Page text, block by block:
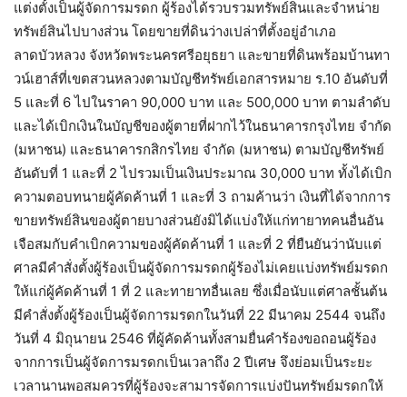
แต่งตั้งเป็นผู้จัดการมรดก ผู้ร้องได้รวบรวมทรัพย์สินและจำหน่าย
ทรัพย์สินไปบางส่วน โดยขายที่ดินว่างเปล่าที่ตั้งอยู่อำเภอ
ลาดบัวหลวง จังหวัดพระนครศรีอยุธยา และขายที่ดินพร้อมบ้านทา
วน์เฮาส์ที่เขตสวนหลวงตามบัญชีทรัพย์เอกสารหมาย ร.10 อันดับที่
5 และที่ 6 ไปในราคา 90,000 บาท และ 500,000 บาท ตามลำดับ
และได้เบิกเงินในบัญชีของผู้ตายที่ฝากไว้ในธนาคารกรุงไทย จำกัด
(มหาชน) และธนาคารกสิกรไทย จำกัด (มหาชน) ตามบัญชีทรัพย์
อันดับที่ 1 และที่ 2 ไปรวมเป็นเงินประมาณ 30,000 บาท ทั้งได้เบิก
ความตอบทนายผู้คัดค้านที่ 1 และที่ 3 ถามค้านว่า เงินที่ได้จากการ
ขายทรัพย์สินของผู้ตายบางส่วนยังมิได้แบ่งให้แก่ทายาทคนอื่นอัน
เจือสมกับคำเบิกความของผู้คัดค้านที่ 1 และที่ 2 ที่ยืนยันว่านับแต่
ศาลมีคำสั่งตั้งผู้ร้องเป็นผู้จัดการมรดกผู้ร้องไม่เคยแบ่งทรัพย์มรดก
ให้แก่ผู้คัดค้านที่ 1 ที่ 2 และทายาทอื่นเลย ซึ่งเมื่อนับแต่ศาลชั้นต้น
มีคำสั่งตั้งผู้ร้องเป็นผู้จัดการมรดกในวันที่ 22 มีนาคม 2544 จนถึง
วันที่ 4 มิถุนายน 2546 ที่ผู้คัดค้านทั้งสามยื่นคำร้องขอถอนผู้ร้อง
จากการเป็นผู้จัดการมรดกเป็นเวลาถึง 2 ปีเศษ จึงย่อมเป็นระยะ
เวลานานพอสมควรที่ผู้ร้องจะสามารจัดการแบ่งปันทรัพย์มรดกให้